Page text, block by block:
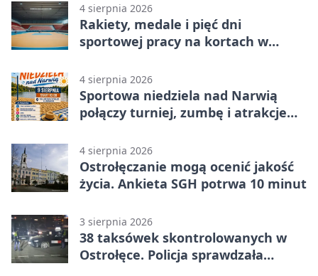
4 sierpnia 2026
Rakiety, medale i pięć dni
sportowej pracy na kortach w
4 sierpnia 2026
Sportowa niedziela nad Narwią
połączy turniej, zumbę i atrakcje
4 sierpnia 2026
Ostrołęczanie mogą ocenić jakość
życia. Ankieta SGH potrwa 10 minut
3 sierpnia 2026
38 taksówek skontrolowanych w
Ostrołęce. Policja sprawdzała